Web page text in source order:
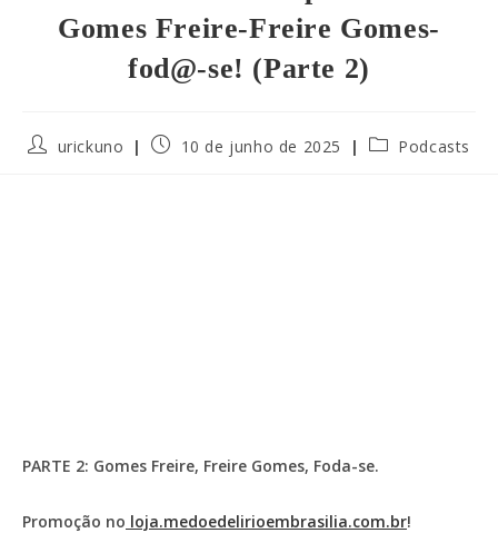
Gomes Freire-Freire Gomes-
fod@-se! (Parte 2)
urickuno 10 de junho de 2025 Podcasts
PARTE 2: Gomes Freire, Freire Gomes, Foda-se.
Promoção no loja.medoedelirioembrasilia.com.br!